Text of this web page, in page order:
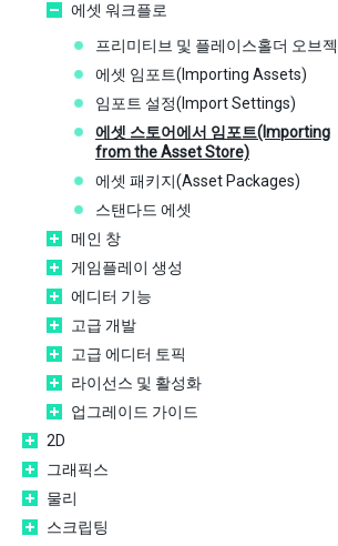
에셋 워크플로
프리미티브 및 플레이스홀더 오브
에셋 임포트(Importing Assets)
임포트 설정(Import Settings)
에셋 스토어에서 임포트(Importing
from the Asset Store)
에셋 패키지(Asset Packages)
스탠다드 에셋
메인 창
게임플레이 생성
에디터 기능
고급 개발
고급 에디터 토픽
라이선스 및 활성화
업그레이드 가이드
2D
그래픽스
물리
스크립팅